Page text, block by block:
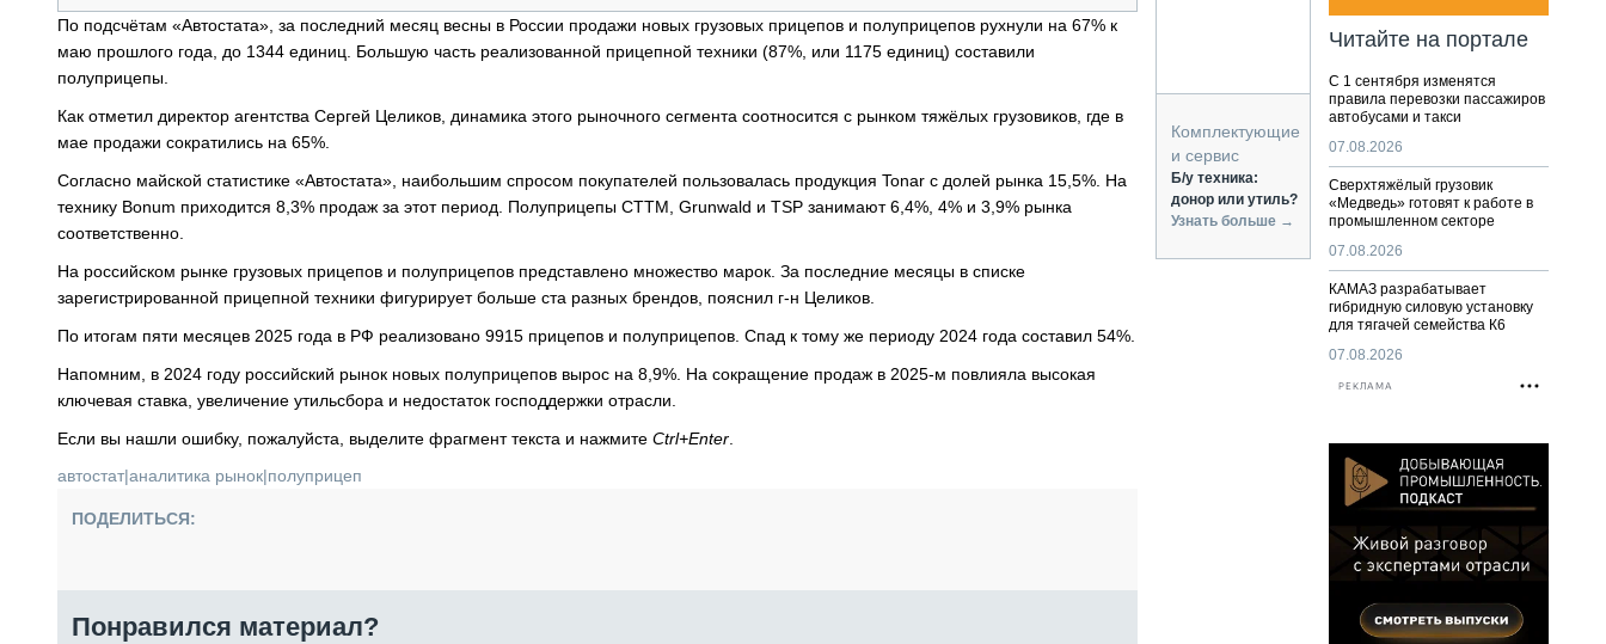
ИСПЫТАТЕЛИ
ТЕХНОЛОГИИ
ДОРОЖНАЯ ИНДУСТРИЯ
КАРЬЕРНАЯ ТЕХНИКА
ЛОГИСТИКА И СКЛАД
КОМПЛЕКТУЮЩИЕ И СЕРВИС
По подсчётам «Автостата», за последний месяц весны в России продажи новых грузовых прицепов и полуприцепов рухнули на 67% к
маю прошлого года, до 1344 единиц. Большую часть реализованной прицепной техники (87%, или 1175 единиц) составили
полуприцепы.
Как отметил директор агентства Сергей Целиков, динамика этого рыночного сегмента соотносится с рынком тяжёлых грузовиков, где в
мае продажи сократились на 65%.
Согласно майской статистике «Автостата», наибольшим спросом покупателей пользовалась продукция Tonar с долей рынка 15,5%. На
технику Bonum приходится 8,3% продаж за этот период. Полуприцепы CTTM, Grunwald и TSP занимают 6,4%, 4% и 3,9% рынка
соответственно.
На российском рынке грузовых прицепов и полуприцепов представлено множество марок. За последние месяцы в списке
зарегистрированной прицепной техники фигурирует больше ста разных брендов, пояснил г-н Целиков.
По итогам пяти месяцев 2025 года в РФ реализовано 9915 прицепов и полуприцепов. Спад к тому же периоду 2024 года составил 54%.
Напомним, в 2024 году российский рынок новых полуприцепов вырос на 8,9%. На сокращение продаж в 2025-м повлияла высокая
ключевая ставка, увеличение утильсбора и недостаток господдержки отрасли.
Если вы нашли ошибку, пожалуйста, выделите фрагмент текста и нажмите Ctrl+Enter
автостат|аналитика рынок|полуприцеп
ПОДЕЛИТЬСЯ:
Понравился материал?
Комплектующие
и сервис
Б/у техника:
донор или утиль?
Узнать больше →
Читайте на портале
С 1 сентября изменятся
правила перевозки пассажиров
автобусами и такси
07.08.2026
Сверхтяжёлый грузовик
«Медведь» готовят к работе в
промышленном секторе
07.08.2026
КАМАЗ разрабатывает
гибридную силовую установку
для тягачей семейства К6
07.08.2026
РЕКЛАМА